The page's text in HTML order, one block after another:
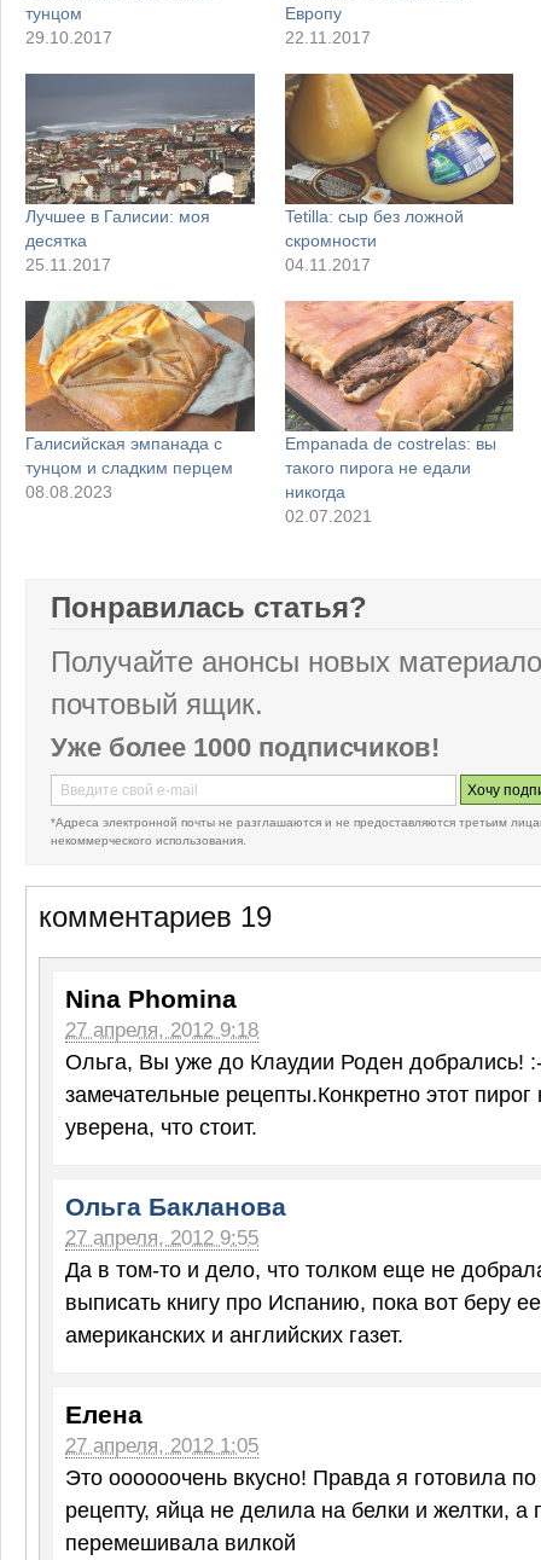
тунцом
29.10.2017
Европу
22.11.2017
Лучшее в Галисии: моя
десятка
25.11.2017
Tetilla: сыр без ложной
скромности
04.11.2017
Галисийская эмпанада с
тунцом и сладким перцем
08.08.2023
Empanada de costrelas: вы
такого пирога не едали
никогда
02.07.2021
Понравилась статья?
Получайте анонсы новых
почтовый ящик.
Уже более 1000 подписчиков!
*Адреса электронной почты не разглашаются и не предоставляются третьим
некоммерческого использования.
комментариев 19
Nina Phomina
27 апреля, 2012 9:18
Ольга, Вы уже до Клаудии Роден добрались!
замечательные рецепты.Конкретно этот
уверена, что стоит.
Ольга Бакланова
27 апреля, 2012 9:55
Да в том-то и дело, что толком еще не
выписать книгу про Испанию, пока вот беру
американских и английских газет.
Елена
27 апреля, 2012 1:05
Это оооооочень вкусно! Правда я готовила
рецепту, яйца не делила на белки и желтки, а
перемешивала вилкой